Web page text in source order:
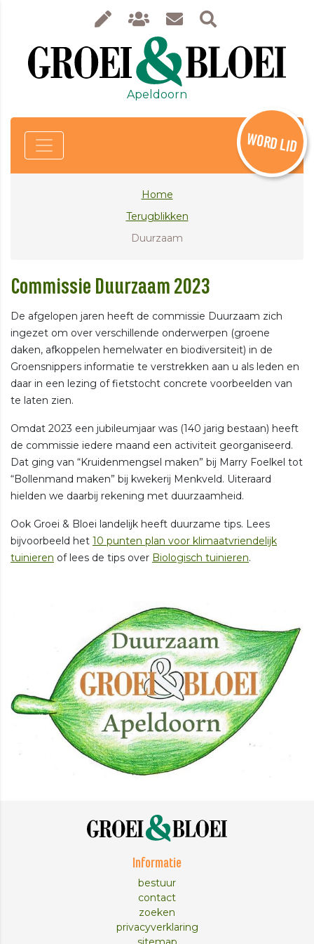
Apeldoorn
WORD LID
Home
Terugblikken
Duurzaam
Commissie Duurzaam 2023
De afgelopen jaren heeft de commissie Duurzaam zich
ingezet om over verschillende onderwerpen (groene
daken, afkoppelen hemelwater en biodiversiteit) in de
Groensnippers informatie te verstrekken aan u als leden en
daar in een lezing of fietstocht concrete voorbeelden van
te laten zien.
Omdat 2023 een jubileumjaar was (140 jarig bestaan) heeft
de commissie iedere maand een activiteit georganiseerd.
Dat ging van “Kruidenmengsel maken” bij Marry Foelkel tot
“Bollenmand maken” bij kwekerij Menkveld. Uiteraard
hielden we daarbij rekening met duurzaamheid.
Ook Groei & Bloei landelijk heeft duurzame tips. Lees
bijvoorbeeld het 10 punten plan voor klimaatvriendelijk
tuinieren of lees de tips over Biologisch tuinieren.
Informatie
bestuur
contact
zoeken
privacyverklaring